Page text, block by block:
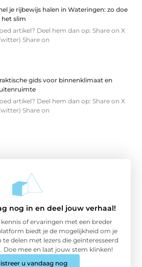
je rijbewijs halen in Wateringen: zo doe
het slim
artikel? Deel hem dan op: Share on X
Share on
gids voor binnenklimaat en
artikel? Deel hem dan op: Share on X
Share on
nog in en deel jouw verhaal!
of ervaringen met een breder
biedt je de mogelijkheid om je
delen met lezers die geïnteresseerd
Doe mee en laat jouw stem klinken!
u vandaag nog